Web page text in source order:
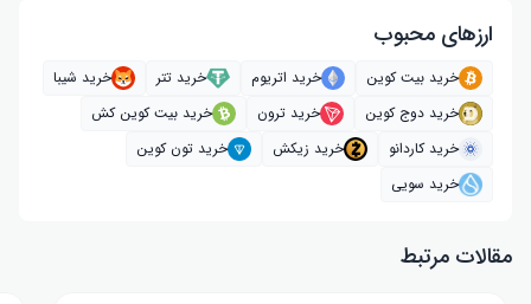
ارز‌های محبوب
خرید بیت کوین خرید اتریوم خرید تتر
خرید شیبا
خرید دوج کوین
خرید ترون
خرید بیت کوین کش
خرید کاردانو
خرید زیکش
خرید تون کوین
خرید سویی
مقالات مرتبط